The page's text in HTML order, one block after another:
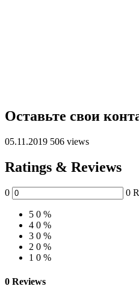
Оставьте свои
05.11.2019 506 views
Ratings & Reviews
0 0
5 0 %
4 0 %
3 0 %
2 0 %
1 0 %
0 Reviews